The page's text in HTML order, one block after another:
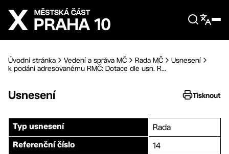
Přejít na hlavní obsah
Úvodní stránka Vedení a správa MČ Rada MČ
Usnesení
k podání adresovanému RMČ: Dotace dle usn. R...
Usnesení Tisknout
Typ usnesení Rada
Referenční číslo 14